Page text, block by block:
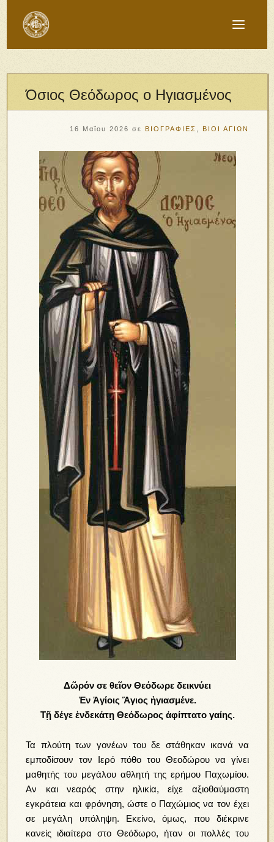
Όσιος Θεόδωρος ο Ηγιασμένος
16 Μαΐου 2026 σε ΒΙΟΓΡΑΦΙΕΣ ΒΙΟΙ ΑΓΙΩΝ
Δῶρόν σε θεῖον Θεόδωρε δεικνύει
Ἐν Ἁγίοις Ἅγιος ἡγιασμένε.
Τῇ δέγε ἑνδεκάτῃ Θεόδωρος ἀφίπτατο γαίης.
Τα πλούτη των γονέων του δε στάθηκαν ικανά να
εμποδίσουν τον Ιερό πόθο του Θεοδώρου να γίνει
μαθητής του μεγάλου αθλητή της ερήμου Παχωμίου.
Αν και νεαρός στην ηλικία, είχε αξιοθαύμαστη
εγκράτεια και φρόνηση, ώστε ο Παχώμιος να τον έχει
σε μεγάλη υπόληψη. Εκείνο, όμως, που διέκρινε
κανείς ιδιαίτερα στο Θεόδωρο, ήταν οι πολλές του